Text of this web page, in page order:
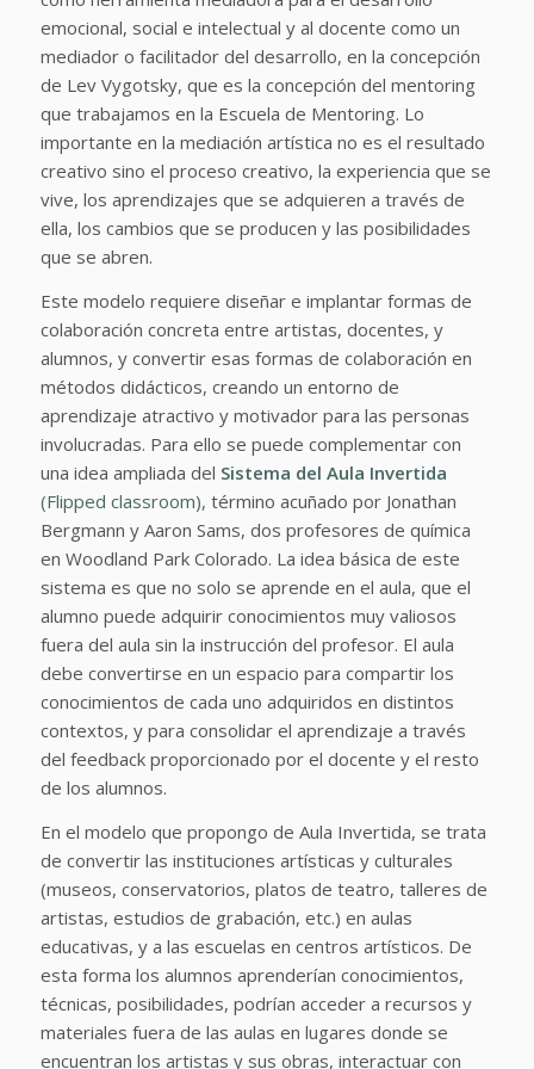
emocional, social e intelectual y al docente como un
mediador o facilitador del desarrollo, en la concepción
de Lev Vygotsky, que es la concepción del mentoring
que trabajamos en la Escuela de Mentoring. Lo
importante en la mediación artística no es el resultado
creativo sino el proceso creativo, la experiencia que se
vive, los aprendizajes que se adquieren a través de
ella, los cambios que se producen y las posibilidades
que se abren.
Este modelo requiere diseñar e implantar formas de
colaboración concreta entre artistas, docentes, y
alumnos, y convertir esas formas de colaboración en
métodos didácticos, creando un entorno de
aprendizaje atractivo y motivador para las personas
involucradas. Para ello se puede complementar con
una idea ampliada del Sistema del Aula Invertida
(Flipped classroom), término acuñado por Jonathan
Bergmann y Aaron Sams, dos profesores de química
en Woodland Park Colorado. La idea básica de este
sistema es que no solo se aprende en el aula, que el
alumno puede adquirir conocimientos muy valiosos
fuera del aula sin la instrucción del profesor. El aula
debe convertirse en un espacio para compartir los
conocimientos de cada uno adquiridos en distintos
contextos, y para consolidar el aprendizaje a través
del feedback proporcionado por el docente y el resto
de los alumnos.
En el modelo que propongo de Aula Invertida, se trata
de convertir las instituciones artísticas y culturales
(museos, conservatorios, platos de teatro, talleres de
artistas, estudios de grabación, etc.) en aulas
educativas, y a las escuelas en centros artísticos. De
esta forma los alumnos aprenderían conocimientos,
técnicas, posibilidades, podrían acceder a recursos y
materiales fuera de las aulas en lugares donde se
encuentran los artistas y sus obras, interactuar con